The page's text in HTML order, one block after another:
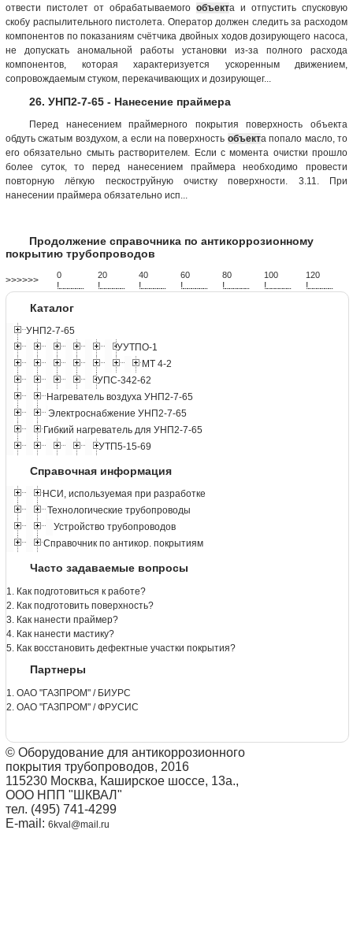
отвести пистолет от обрабатываемого объекта и отпустить спусковую
скобу распылительного пистолета. Оператор должен следить за расходом
компонентов по показаниям счётчика двойных ходов дозирующего насоса,
не допускать аномальной работы установки из-за полного расхода
компонентов, которая характеризуется ускоренным движением,
сопровождаемым стуком, перекачивающих и дозирующег...
26. УНП2-7-65 - Нанесение праймера
Перед нанесением праймерного покрытия поверхность объекта
обдуть сжатым воздухом, а если на поверхность объекта попало масло, то
его обязательно смыть растворителем. Если с момента очистки прошло
более суток, то перед нанесением праймера необходимо провести
повторную лёгкую пескоструйную очистку поверхности. 3.11. При
нанесении праймера обязательно исп...
Продолжение справочника по антикоррозионному
покрытию трубопроводов
>>>>>> 0
!...................
20
!...................
40
!...................
60
!...................
80
!...................
100
!...................
120
!...................
Каталог
УНП2-7-65
УУТПО-1
МТ 4-2
УПС-342-62
Нагреватель воздуха УНП2-7-65
Электроснабжение УНП2-7-65
Гибкий нагреватель для УНП2-7-65
УТП5-15-69
Справочная информация
НСИ, используемая при разработке
Технологические трубопроводы
Устройство трубопроводов
Справочник по антикор. покрытиям
Часто задаваемые вопросы
1. Как подготовиться к работе?
2. Как подготовить поверхность?
3. Как нанести праймер?
4. Как нанести мастику?
5. Как восстановить дефектные участки покрытия?
Партнеры
1. ОАО "ГАЗПРОМ" / БИУРС
2. ОАО "ГАЗПРОМ" / ФРУСИС
© Оборудование для антикоррозионного
покрытия трубопроводов, 2016
115230 Москва, Каширское шоссе, 13а.,
ООО НПП "ШКВАЛ"
тел. (495) 741-4299
E-mail: 6kval@mail.ru